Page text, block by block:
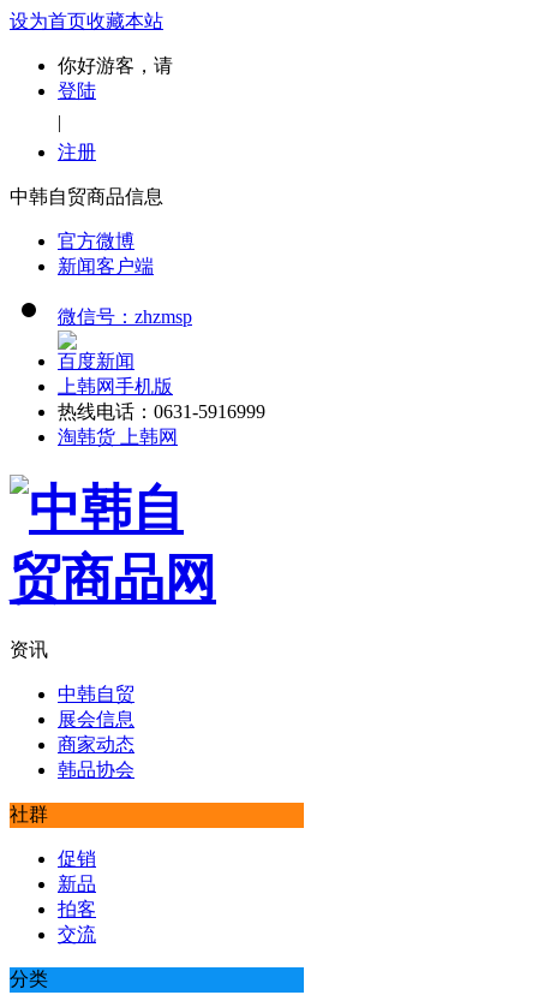
设为首页收藏本站
你好游客，请
登陆
|
注册
中韩自贸商品信息
官方微博
新闻客户端
微信号：zhzmsp
百度新闻
上韩网手机版
热线电话：0631-5916999
淘韩货 上韩网
资讯
中韩自贸
展会信息
商家动态
韩品协会
社群
促销
新品
拍客
交流
分类